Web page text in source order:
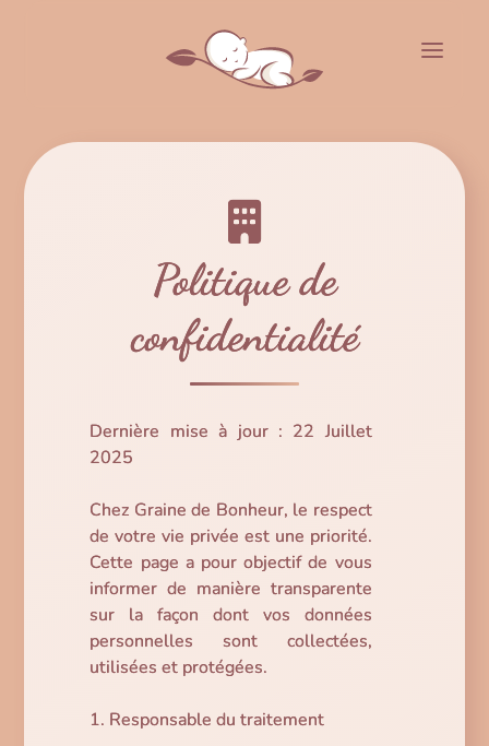
Côté Maman
Le Cocon
Contact
Espace Client
Réserver
Politique de
confidentialité
Dernière mise à jour : 22 Juillet
2025
Chez Graine de Bonheur, le respect
de votre vie privée est une priorité.
Cette page a pour objectif de vous
informer de manière transparente
sur la façon dont vos données
personnelles sont collectées,
utilisées et protégées.
1. Responsable du traitement